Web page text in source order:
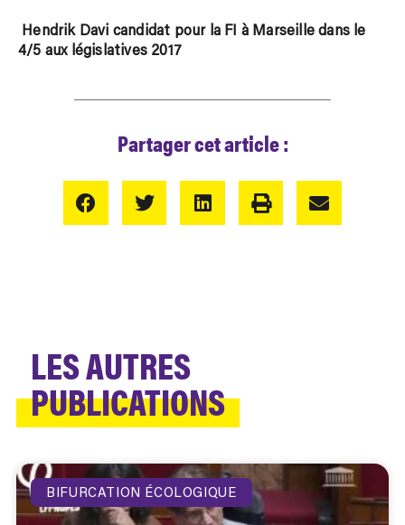
Hendrik Davi candidat pour la FI à Marseille dans le
4/5 aux législatives 2017
Partager cet article :
LES AUTRES
PUBLICATIONS
BIFURCATION ÉCOLOGIQUE